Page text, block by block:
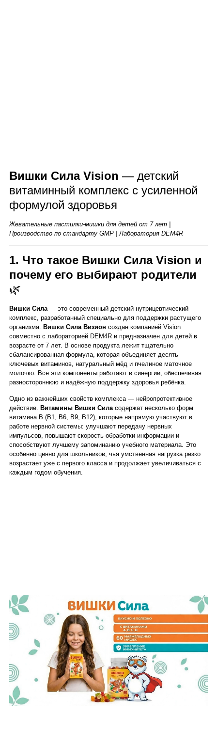
Вишки Сила Vision — детский
витаминный комплекс с усиленной
формулой здоровья
Жевательные пастилки-мишки для детей от 7 лет |
Производство по стандарту GMP | Лаборатория DEM4R
1. Что такое Вишки Сила Vision и
почему его выбирают родители
🌿
Вишки Сила— это современный детский нутрицевтический
комплекс, разработанный специально для поддержки растущего
организма. Вишки Сила Визион создан компанией Vision
совместно с лабораторией DEM4R и предназначен для детей в
возрасте от 7 лет. В основе продукта лежит тщательно
сбалансированная формула, которая объединяет десять
ключевых витаминов, натуральный мёд и пчелиное маточное
молочко. Все эти компоненты работают в синергии, обеспечивая
разностороннюю и надёжную поддержку здоровья ребёнка.
Одно из важнейших свойств комплекса — нейропротективное
действие. Витамины Вишки Силасодержат несколько форм
витамина B (B1, B6, B9, B12), которые напрямую участвуют в
работе нервной системы: улучшают передачу нервных
импульсов, повышают скорость обработки информации и
способствуют лучшему запоминанию учебного материала. Это
особенно ценно для школьников, чья умственная нагрузка резко
возрастает уже с первого класса и продолжает увеличиваться с
каждым годом обучения.